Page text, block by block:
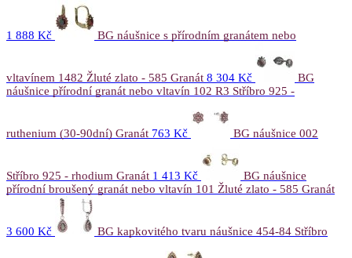
1 888 Kč BG náušnice s přírodním granátem nebo
vltavínem 1482 Žluté zlato - 585 Granát 8 304 Kč
BG
náušnice přírodní granát nebo vltavín 102 R3 Stříbro 925 -
ruthenium (30-90dní) Granát 763 Kč BG náušnice 002
Stříbro 925 - rhodium Granát 1 413 Kč
BG náušnice
přírodní broušený granát nebo vltavín 101 Žluté zlato - 585 Granát
3 600 Kč BG kapkovitého tvaru náušnice 454-84 Stříbro